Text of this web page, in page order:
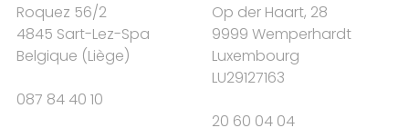
Roquez 56/2
4845 Sart-Lez-Spa
Belgique (Liège)
087 84 40 10
Op der Haart, 28
9999 Wemperhardt
Luxembourg
LU29127163
20 60 04 04